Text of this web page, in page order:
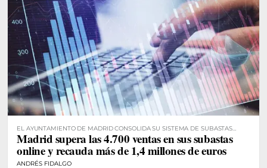
EL AYUNTAMIENTO DE MADRID CONSOLIDA SU SISTEMA DE SUBASTAS
DIGITALES
Madrid supera las 4.700 ventas en sus subastas
online y recauda más de 1,4 millones de euros
ANDRÉS FIDALGO